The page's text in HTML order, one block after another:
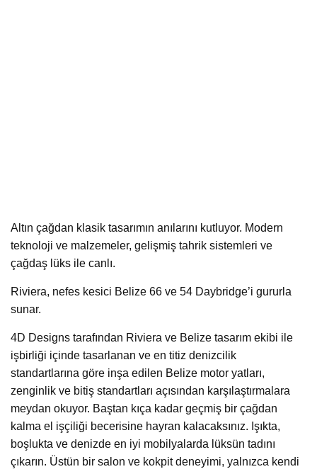
Altın çağdan klasik tasarımın anılarını kutluyor. Modern
teknoloji ve malzemeler, gelişmiş tahrik sistemleri ve
çağdaş lüks ile canlı.
Riviera, nefes kesici Belize 66 ve 54 Daybridge’i gururla
sunar.
4D Designs tarafından Riviera ve Belize tasarım ekibi ile
işbirliği içinde tasarlanan ve en titiz denizcilik
standartlarına göre inşa edilen Belize motor yatları,
zenginlik ve bitiş standartları açısından karşılaştırmalara
meydan okuyor. Baştan kıça kadar geçmiş bir çağdan
kalma el işçiliği becerisine hayran kalacaksınız. Işıkta,
boşlukta ve denizde en iyi mobilyalarda lüksün tadını
çıkarın. Üstün bir salon ve kokpit deneyimi, yalnızca kendi